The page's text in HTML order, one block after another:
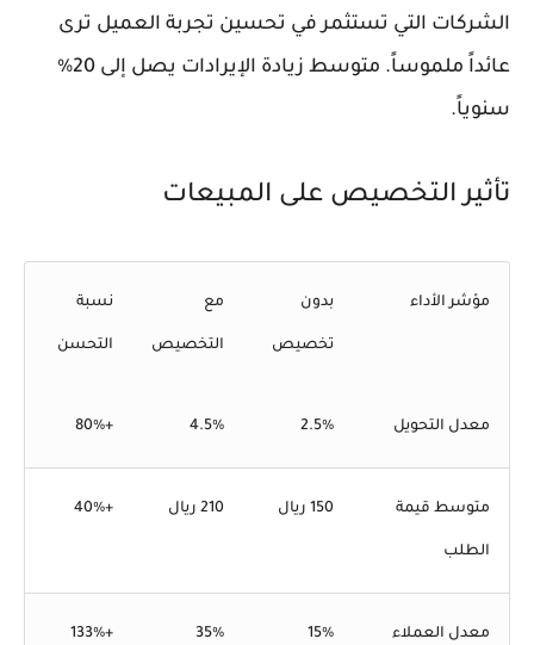
الشركات التي تستثمر في تحسين تجربة العميل ترى
عائداً ملموساً. متوسط زيادة الإيرادات يصل إلى 20%
سنوياً.
تأثير التخصيص على المبيعات
مؤشر الأداء بدون
تخصيص
مع
التخصيص
نسبة
التحسن
معدل التحويل 2.5%
4.5%
+80%
متوسط قيمة
الطلب
150 ريال 210 ريال +40%
معدل العملاء 15%
35%
+133%